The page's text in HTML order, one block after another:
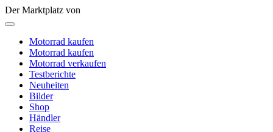
Der Marktplatz von
Motorrad kaufen
Motorrad kaufen
Motorrad verkaufen
Testberichte
Neuheiten
Bilder
Shop
Händler
Reise